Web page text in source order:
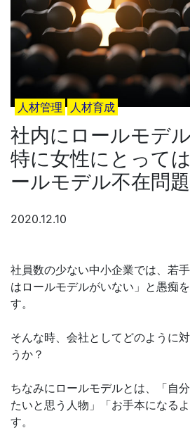
人材管理 人材育成
社内にロールモデ
特に女性にとって
ールモデル不在問
2020.12.10
社員数の少ない中小企業では、若
はロールモデルがいない」と愚痴
す。
そんな時、会社としてどのように
うか？
ちなみにロールモデルとは、「自
たいと思う人物」「お手本になる
す。